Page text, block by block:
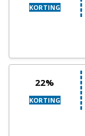
KORTING
22%
KORTING